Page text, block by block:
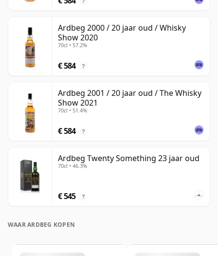
Ardbeg 2000 / 20 jaar oud / Whisky
Show 2020
70cl • 57.2%
€ 584 ?
Ardbeg 2001 / 20 jaar oud / The Whisky
Show 2021
70cl • 51.4%
€ 584 ?
Ardbeg Twenty Something 23 jaar oud
70cl • 46.3%
€ 545 ?
WAAR ARDBEG KOPEN